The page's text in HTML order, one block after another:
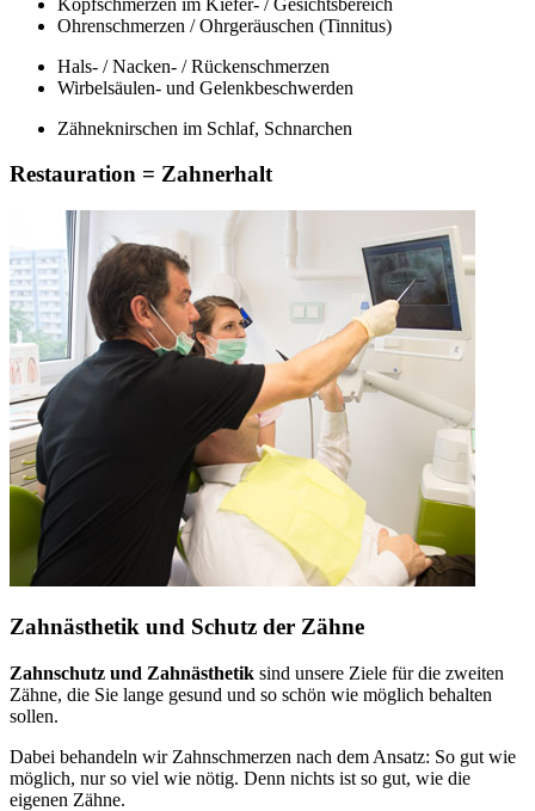
Ohrenschmerzen / Ohrgeräuschen (Tinnitus)
Hals- / Nacken- / Rückenschmerzen
Wirbelsäulen- und Gelenkbeschwerden
Zähneknirschen im Schlaf, Schnarchen
Restauration = Zahnerhalt
Zahnästhetik und Schutz der Zähne
Zahnschutz und Zahnästhetik sind unsere Ziele für die zweiten
Zähne, die Sie lange gesund und so schön wie möglich behalten
sollen.
Dabei behandeln wir Zahnschmerzen nach dem Ansatz: So gut wie
möglich, nur so viel wie nötig. Denn nichts ist so gut, wie die
eigenen Zähne.